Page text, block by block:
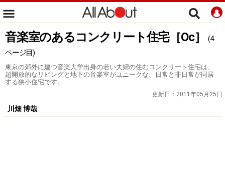
音楽室のあるコンクリート住宅［Oc］
(4
ページ目)
東京の郊外に建つ音楽大学出身の若い夫婦の住むコンクリート住宅は、
超開放的なリビングと地下の音楽室がユニークな、日常と非日常が同居
する狭小住宅です。
更新日： 2011年05月25日
川畑 博哉